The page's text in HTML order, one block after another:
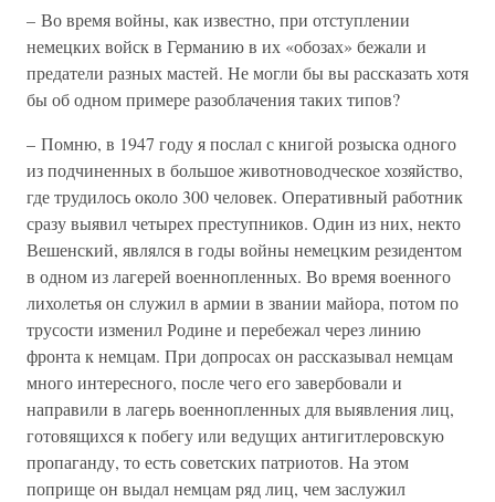
– Во время войны, как известно, при отступлении
немецких войск в Германию в их «обозах» бежали и
предатели разных мастей. Не могли бы вы рассказать хотя
бы об одном примере разоблачения таких типов?
– Помню, в 1947 году я послал с книгой розыска одного
из подчиненных в большое животноводческое хозяйство,
где трудилось около 300 человек. Оперативный работник
сразу выявил четырех преступников. Один из них, некто
Вешенский, являлся в годы войны немецким резидентом
в одном из лагерей военнопленных. Во время военного
лихолетья он служил в армии в звании майора, потом по
трусости изменил Родине и перебежал через линию
фронта к немцам. При допросах он рассказывал немцам
много интересного, после чего его завербовали и
направили в лагерь военнопленных для выявления лиц,
готовящихся к побегу или ведущих антигитлеровскую
пропаганду, то есть советских патриотов. На этом
поприще он выдал немцам ряд лиц, чем заслужил